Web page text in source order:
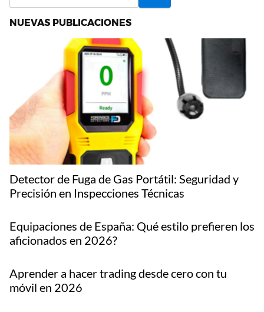
NUEVAS PUBLICACIONES
Detector de Fuga de Gas Portátil: Seguridad y
Precisión en Inspecciones Técnicas
Equipaciones de España: Qué estilo prefieren los
aficionados en 2026?
Aprender a hacer trading desde cero con tu
móvil en 2026